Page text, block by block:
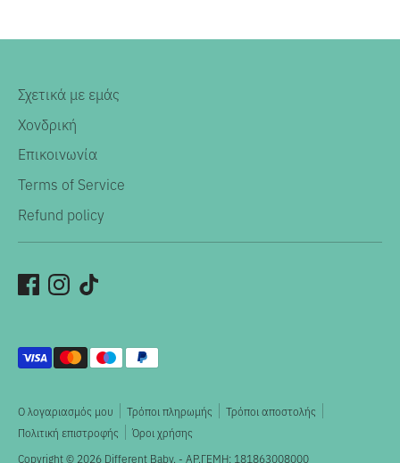
Σχετικά με εμάς
Χονδρική
Επικοινωνία
Terms of Service
Refund policy
Ο λογαριασμός μου Τρόποι πληρωμής
Τρόποι αποστολής
Πολιτική επιστροφής
Όροι χρήσης
Copyright © 2026 Different Baby. - ΑΡ.ΓΕΜΗ: 181863008000
Αποδεκτοί
τρόποι